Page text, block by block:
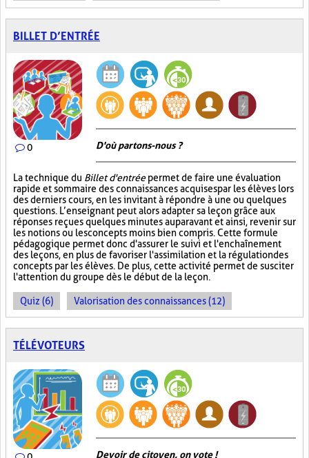
BILLET D’ENTRÉE
0 D'où partons-nous ?
La technique du Billet d'entréepermet de faire une évaluation
rapide et sommaire des connaissances acquises par les élèves lors
des derniers cours, en les invitant à répondre à une ou quelques
questions. L’enseignant peut alors adapter sa leçon grâce aux
réponses reçues quelques minutes auparavant et ainsi, revenir sur
les notions ou les concepts moins bien compris. Cette formule
pédagogique permet donc d'assurer le suivi et l'enchaînement
des leçons, en plus de favoriser l'assimilation et la régulation des
concepts par les élèves. De plus, cette activité permet de susciter
l'attention du groupe dès le début de la leçon.
Quiz (6) Valorisation des connaissances (12)
TÉLÉVOTEURS
Devoir de citoyen, on vote !